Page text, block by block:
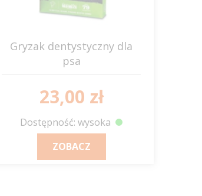
Gryzak dentystyczny dla
psa
GO NATIVE
23,00 zł
Dostępność: wysoka
ZOBACZ